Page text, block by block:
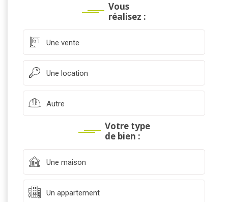
Vous
réalisez :
Une vente
Une location
Autre
Votre type
de bien :
Une maison
Un appartement